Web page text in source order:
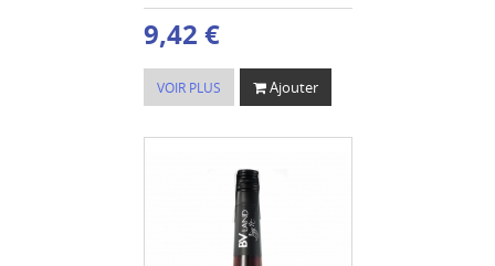
9,42 €
VOIR PLUS Ajouter